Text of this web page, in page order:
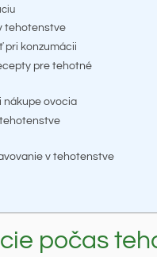
tehotenstve
pri konzumácii
pre tehotné
nákupe ovocia
v tehotenstve
počas